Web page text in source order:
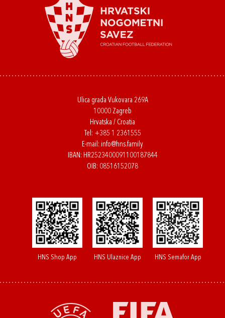
Ulica grada Vukovara 269A
10000 Zagreb
Hrvatska / Croatia
Tel: +385 1 2361555
E-mail: info@hns.family
IBAN: HR2523400091100187844
OIB: 08516152078
HNS Shop App HNS Ulaznice App HNS Semafor App